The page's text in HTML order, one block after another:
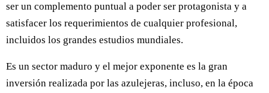
ser un complemento puntual a poder ser protagonista y a
satisfacer los requerimientos de cualquier profesional,
incluidos los grandes estudios mundiales.
Es un sector maduro y el mejor exponente es la gran
inversión realizada por las azulejeras, incluso, en la época